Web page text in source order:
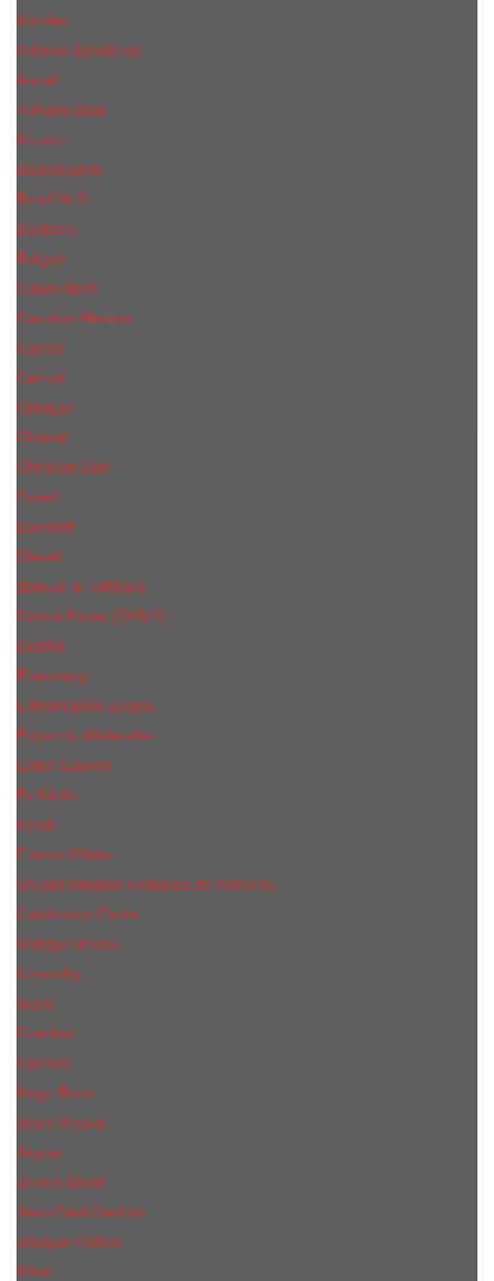
Annifen
Antonio Banderas
Armaf
Armand Basi
Azzaro
Baldessarini
Bond № 9
Burberry
Bvlgari
Calvin Klein
Carolina Herrera
Cartier
Cerruti
Сliniquе
Chanel
Christian Dior
Creed
Davidoff
Diesel
Дольче & Габбана
Donna Karan (DKNY)
Dunhill
Eisenberg
Ermenegildo Zegna
Escentric Molecules
Еsteе Lаudеr
Ex Nihilo
Fendi
Franck Olivier
Gerald Ghislain Histoires de Parfums
Gianfranco Ferre
Giorgio Armani
Givenchy
Gucci
Guerlain
Hermes
Hugo Boss
Issey Miyake
Jaguar
James Bond
Jean Paul Gaultier
Joaquin Сortes
Kilian